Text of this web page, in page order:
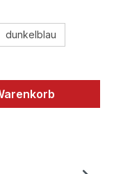
dunkelblau